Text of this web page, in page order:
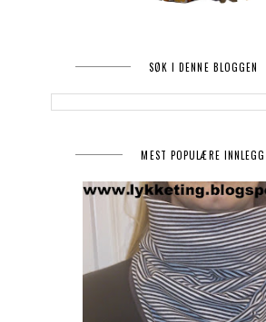
SØK I DENNE BLOGGEN
MEST POPULÆRE INNLEGG